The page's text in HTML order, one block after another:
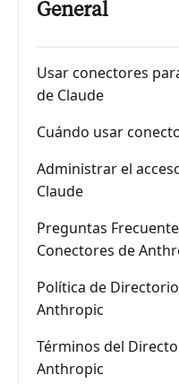
General
Usar conectores
de Claude
Cuándo usar
Administrar el
Claude
Preguntas
Conectores de
Política de
Anthropic
Términos del
Anthropic